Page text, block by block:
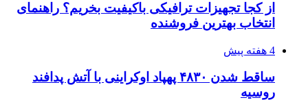
از کجا تجهیزات ترافیکی باکیفیت بخریم؟ راهنمای
انتخاب بهترین فروشنده
4 هفته پیش
ساقط شدن ۴۸۳۰ پهپاد اوکراینی با آتش پدافند
روسیه